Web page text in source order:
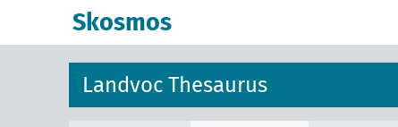
Skosmos
Landvoc Thesaurus